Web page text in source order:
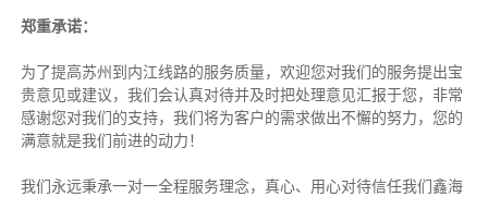
郑重承诺：
为了提高苏州到内江线路的服务质量，欢迎您对我们的服务提出宝
贵意见或建议，我们会认真对待并及时把处理意见汇报于您，非常
感谢您对我们的支持，我们将为客户的需求做出不懈的努力，您的
满意就是我们前进的动力！
我们永远秉承一对一全程服务理念，真心、用心对待信任我们鑫海